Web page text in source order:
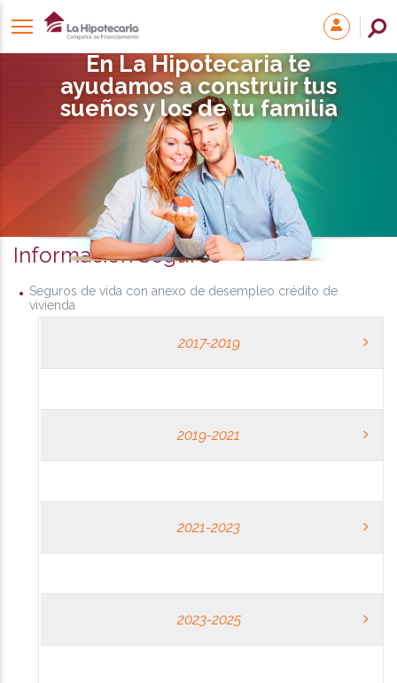
En La Hipotecaria te
ayudamos a construir tus
sueños y los de tu familia
Información Seguros
Seguros de vida con anexo de desempleo crédito de
vivienda
2017-2019
2019-2021
2021-2023
2023-2025